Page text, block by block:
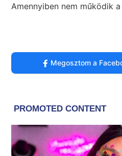
Amennyiben nem működik
Megosztom a